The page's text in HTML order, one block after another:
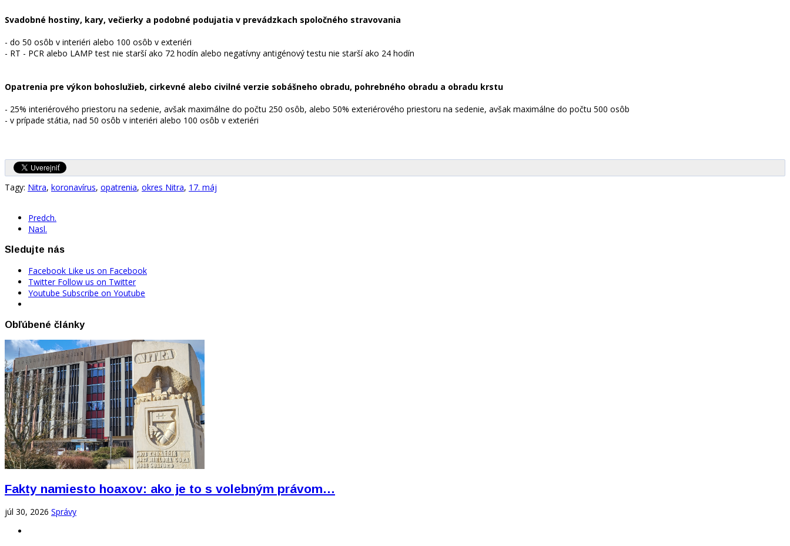
Svadobné hostiny, kary, večierky a podobné podujatia v prevádzkach spoločného stravovania
- do 50 osôb v interiéri alebo 100 osôb v exteriéri
- RT - PCR alebo LAMP test nie starší ako 72 hodín alebo negatívny antigénový testu nie starší ako 24 hodín
Opatrenia pre výkon bohoslužieb, cirkevné alebo civilné verzie sobášneho obradu, pohrebného obradu a obradu krstu
- 25% interiérového priestoru na sedenie, avšak maximálne do počtu 250 osôb, alebo 50% exteriérového priestoru na sedenie, avšak maximálne do počtu 500 osôb
- v prípade státia, nad 50 osôb v interiéri alebo 100 osôb v exteriéri
Tagy: Nitra, koronavírus, opatrenia, okres Nitra, 17. máj
Predch.
Nasl.
Sledujte nás
Facebook Like us on Facebook
Twitter Follow us on Twitter
Youtube Subscribe on Youtube
Obľúbené články
Fakty namiesto hoaxov: ako je to s volebným právom…
júl 30, 2026 Správy